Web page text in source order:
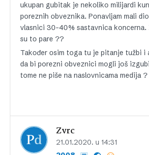
ukupan gubitak je nekoliko milijardi
poreznih obveznika. Ponavljam mali
vlasnici 30-40% sastavnica koncerna.
su to pare ??
Također osim toga tu je pitanje tužbi i
da bi porezni obveznici mogli još
tome ne piše na naslovnicama medija ?
Zvrc
21.01.2020. u 14:31